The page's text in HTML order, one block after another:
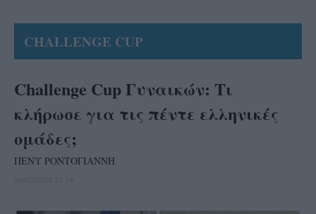
CHALLENGE CUP
Challenge Cup Γυναικών: Τι
κλήρωσε για τις πέντε ελληνικές
ομάδες;
ΠΕΝΥ ΡΟΝΤΟΓΙΑΝΝΗ